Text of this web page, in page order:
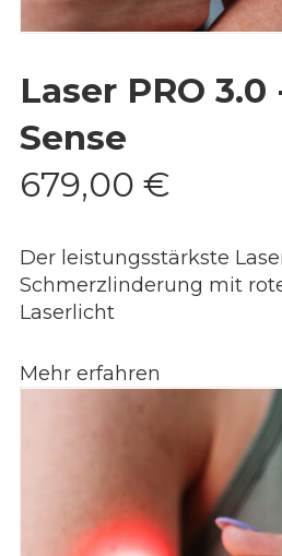
Laser PRO
Sense
679,00 €
Der leistungsstärkste
Schmerzlinderung mit
Laserlicht
Mehr erfahren